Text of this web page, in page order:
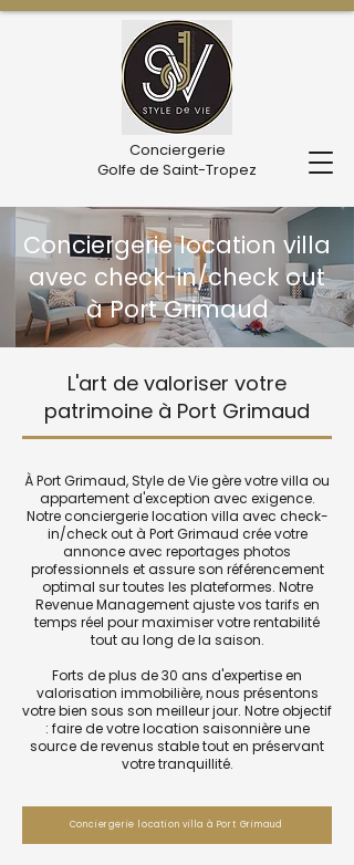
Conciergerie
Golfe de Saint-Tropez
Conciergerie location villa
avec check-in/check out
à Port Grimaud
L'art de valoriser votre
patrimoine à Port Grimaud
À Port Grimaud, Style de Vie gère votre villa ou
appartement d'exception avec exigence.
Notre conciergerie location villa avec check-
in/check out à Port Grimaud crée votre
annonce avec reportages photos
professionnels et assure son référencement
optimal sur toutes les plateformes. Notre
Revenue Management ajuste vos tarifs en
temps réel pour maximiser votre rentabilité
tout au long de la saison.
Forts de plus de 30 ans d'expertise en
valorisation immobilière, nous présentons
votre bien sous son meilleur jour. Notre objectif
: faire de votre location saisonnière une
source de revenus stable tout en préservant
votre tranquillité.
Conciergerie location villa à Port Grimaud